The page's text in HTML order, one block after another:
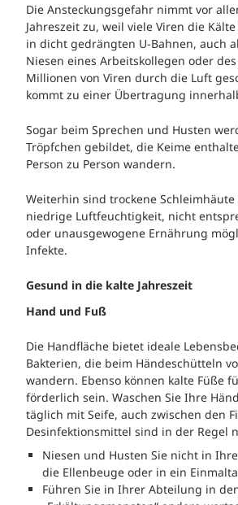
Die Ansteckungsgefahr nimmt vor
Jahreszeit zu, weil viele Viren die
in dicht gedrängten U-Bahnen, auch
Niesen eines Arbeitskollegen oder
Millionen von Viren durch die Luft
kommt zu einer Übertragung
Sogar beim Sprechen und Husten
Tröpfchen gebildet, die Keime
Person zu Person wandern.
Weiterhin sind trockene
niedrige Luftfeuchtigkeit, nicht
oder unausgewogene Ernährung
Infekte.
Gesund in die kalte Jahreszeit
Hand und Fuß
Die Handfläche bietet ideale
Bakterien, die beim Händeschütteln
wandern. Ebenso können kalte Füße
förderlich sein. Waschen Sie Ihre
täglich mit Seife, auch zwischen den
Desinfektionsmittel sind in der Regel
Niesen und Husten Sie nicht in
die Ellenbeuge oder in ein
Führen Sie in Ihrer Abteilung in